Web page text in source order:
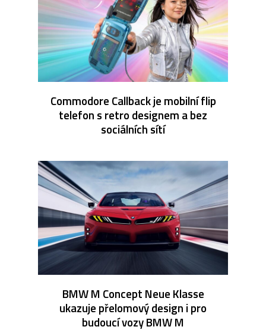
Commodore Callback je mobilní flip
telefon s retro designem a bez
sociálních sítí
BMW M Concept Neue Klasse
ukazuje přelomový design i pro
budoucí vozy BMW M